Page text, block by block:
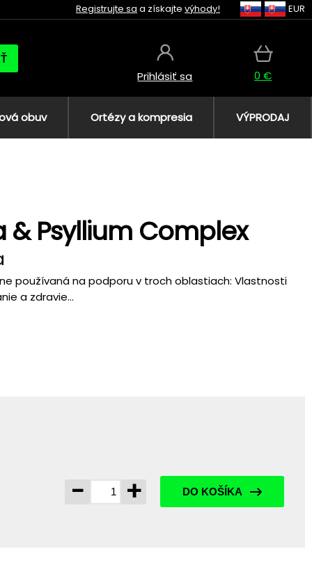
Registrujte sa a získajte výhody! EUR
Prihlásiť sa 0 €
obuv Ortézy a kompresia VÝPRODAJ
Psyllium Complex
používaná na podporu v troch oblastiach: Vlastnosti
a zdravie...
- + DO KOŠÍKA